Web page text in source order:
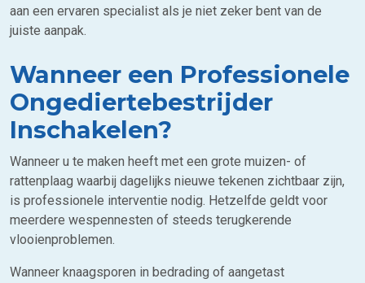
aan een ervaren specialist als je niet zeker bent van de
juiste aanpak.
Wanneer een Professionele
Ongediertebestrijder
Inschakelen?
Wanneer u te maken heeft met een grote muizen- of
rattenplaag waarbij dagelijks nieuwe tekenen zichtbaar zijn,
is professionele interventie nodig. Hetzelfde geldt voor
meerdere wespennesten of steeds terugkerende
vlooienproblemen.
Wanneer knaagsporen in bedrading of aangetast